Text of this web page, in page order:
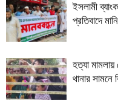
ইসলামী
প্রতিবাদে
হত্যা
থানার সামনে